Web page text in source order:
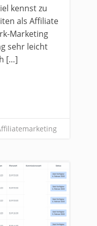
kennst zu
als Affiliate
Marketing
sehr leicht
[…]